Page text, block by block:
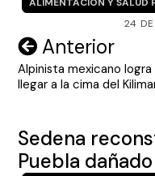
ALIMENTACIÓN Y SALUD
24
Navegación
de
Anterior
Alpinista mexicano logra
llegar a la cima del
Sedena
Puebla